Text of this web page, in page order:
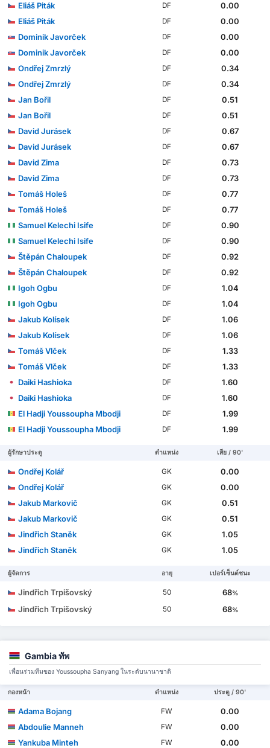
Eliáš Piták DF
0.00
Eliáš Piták
DF
0.00
Dominik Javorček
DF
0.00
Dominik Javorček
DF
0.00
Ondřej Zmrzlý
DF
0.34
Ondřej Zmrzlý
DF
0.34
Jan Bořil
DF
0.51
Jan Bořil
DF
0.51
David Jurásek
DF
0.67
David Jurásek
DF
0.67
David Zima
DF
0.73
David Zima
DF
0.73
Tomáš Holeš
DF
0.77
Tomáš Holeš
DF
0.77
Samuel Kelechi Isife
DF
0.90
Samuel Kelechi Isife
DF
0.90
Štěpán Chaloupek
DF
0.92
Štěpán Chaloupek
DF
0.92
Igoh Ogbu
DF
1.04
Igoh Ogbu
DF
1.04
Jakub Kolísek
DF
1.06
Jakub Kolísek
DF
1.06
Tomáš Vlček
DF
1.33
Tomáš Vlček
DF
1.33
Daiki Hashioka
DF
1.60
Daiki Hashioka
DF
1.60
El Hadji Youssoupha Mbodji
DF
1.99
El Hadji Youssoupha Mbodji
DF 1.99
ผู้รักษาประตู ตำแหน่ง เสีย / 90'
Ondřej Kolář GK
0.00
Ondřej Kolář
GK
0.00
Jakub Markovič
GK
0.51
Jakub Markovič
GK
0.51
Jindřich Staněk
GK
1.05
Jindřich Staněk
GK 1.05
ผู้จัดการ อายุ เปอร์เซ็นต์ชนะ
Jindřich Trpišovský 50 68%
Jindřich Trpišovský 50 68%
Gambia ทัพ
เพื่อนร่วมทีมของ Youssoupha Sanyang ในระดับนานาชาติ
กองหน้า ตำแหน่ง ประตู / 90'
Adama Bojang FW
0.00
Abdoulie Manneh
FW
0.00
Yankuba Minteh
FW
0.00